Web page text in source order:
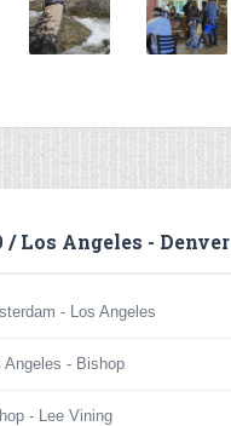
/ Los Angeles - Denver
- Los Angeles
Angeles - Bishop
- Lee Vining